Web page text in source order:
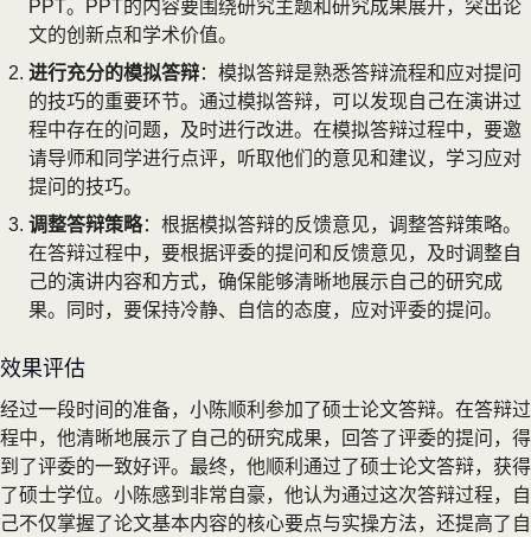
PPT。PPT的内容要围绕研究主题和研究成果展开，突出论
文的创新点和学术价值。
进行充分的模拟答辩：模拟答辩是熟悉答辩流程和应对提问
的技巧的重要环节。通过模拟答辩，可以发现自己在演讲过
程中存在的问题，及时进行改进。在模拟答辩过程中，要邀
请导师和同学进行点评，听取他们的意见和建议，学习应对
提问的技巧。
调整答辩策略：根据模拟答辩的反馈意见，调整答辩策略。
在答辩过程中，要根据评委的提问和反馈意见，及时调整自
己的演讲内容和方式，确保能够清晰地展示自己的研究成
果。同时，要保持冷静、自信的态度，应对评委的提问。
效果评估
经过一段时间的准备，小陈顺利参加了硕士论文答辩。在答辩过
程中，他清晰地展示了自己的研究成果，回答了评委的提问，得
到了评委的一致好评。最终，他顺利通过了硕士论文答辩，获得
了硕士学位。小陈感到非常自豪，他认为通过这次答辩过程，自
己不仅掌握了论文基本内容的核心要点与实操方法，还提高了自